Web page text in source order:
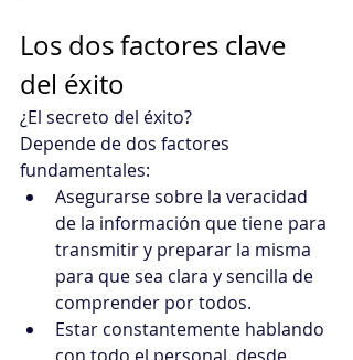
Los dos factores clave
del éxito
¿El secreto del éxito?
Depende de dos factores
fundamentales:
Asegurarse sobre la veracidad
de la información que tiene para
transmitir y preparar la misma
para que sea clara y sencilla de
comprender por todos.
Estar constantemente hablando
con todo el personal, desde